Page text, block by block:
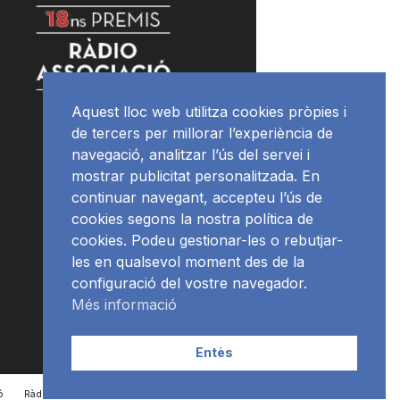
RàdioNews
Aquest lloc web utilitza cookies pròpies i
de tercers per millorar l’experiència de
navegació, analitzar l’ús del servei i
mostrar publicitat personalitzada. En
continuar navegant, accepteu l’ús de
cookies segons la nostra política de
cookies. Podeu gestionar-les o rebutjar-
les en qualsevol moment des de la
configuració del vostre navegador.
Més informació
Entès